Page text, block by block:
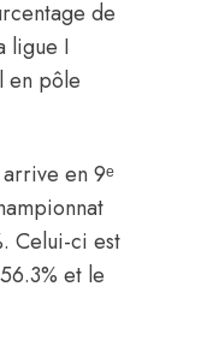
de
ligue I
en pôle
en 9ᵉ
Celui-ci est
et le